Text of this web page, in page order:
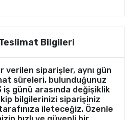
Bilgileri
verilen siparişler, aynı gün
süreleri, bulunduğunuz
iş günü arasında değişiklik
bilgilerinizi siparişiniz
ileteceğiz. Özenle